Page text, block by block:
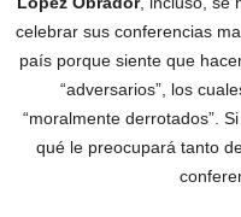
celebrar sus conferencias
país porque siente que
“adversarios”, los
“moralmente derrotados”.
qué le preocupará tanto